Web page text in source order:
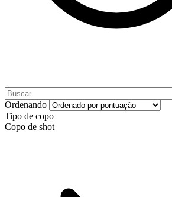
Ordenando
Tipo de copo
Copo de shot